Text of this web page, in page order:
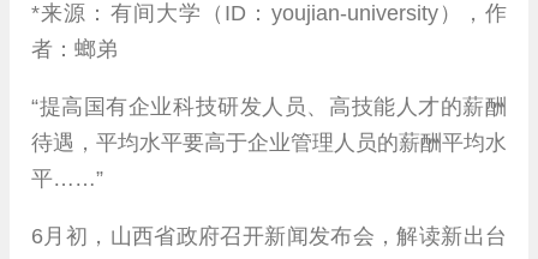
*来源：有间大学（ID：youjian-university），作
者：螂弟
“提高国有企业科技研发人员、高技能人才的薪酬
待遇，平均水平要高于企业管理人员的薪酬平均水
平……”
6月初，山西省政府召开新闻发布会，解读新出台